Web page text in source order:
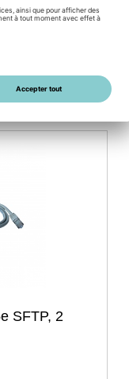
0,15 MB
SFTP, 2